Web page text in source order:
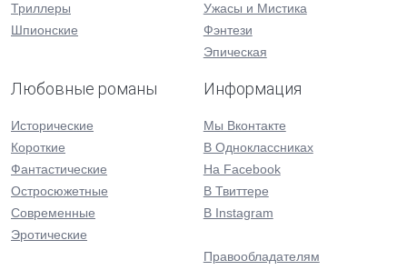
Триллеры
Шпионские
Ужасы и Мистика
Фэнтези
Эпическая
Любовные романы
Исторические
Короткие
Фантастические
Остросюжетные
Современные
Эротические
Информация
Мы Вконтакте
В Одноклассниках
На Facebook
В Твиттере
В Instagram
Правообладателям